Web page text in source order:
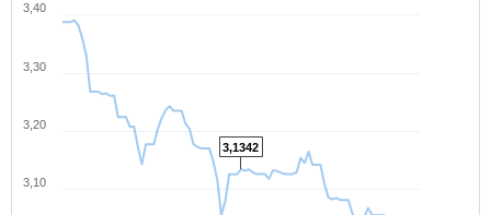
3,1342
3,10
3,20
3,30
3,40